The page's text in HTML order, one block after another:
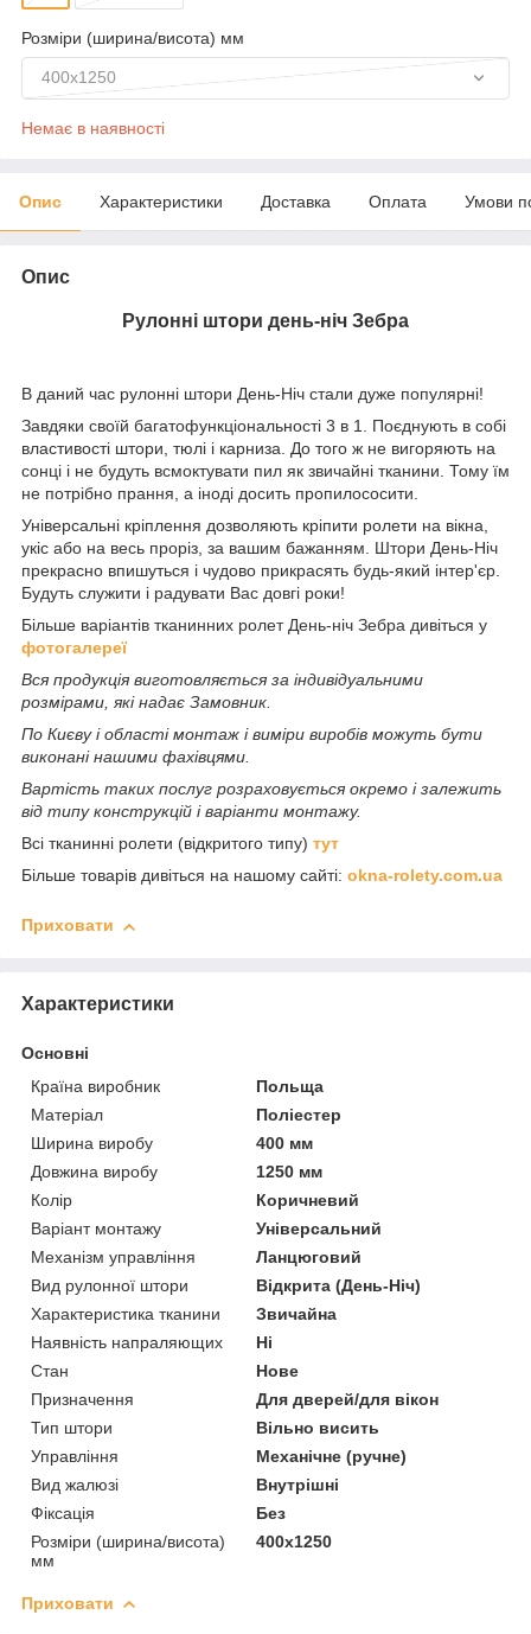
Розміри (ширина/висота) мм
400х1250
Немає в наявності
Опис Характеристики Доставка Оплата Умови
Опис
Рулонні штори день-ніч Зебра
В даний час рулонні штори День-Ніч стали дуже популярні!
Завдяки своїй багатофункціональності 3 в 1. Поєднують в собі
властивості штори, тюлі і карниза. До того ж не вигоряють на
сонці і не будуть всмоктувати пил як звичайні тканини. Тому їм
не потрібно прання, а іноді досить пропилососити.
Універсальні кріплення дозволяють кріпити ролети на вікна,
укіс або на весь проріз, за вашим бажанням. Штори День-Ніч
прекрасно впишуться і чудово прикрасять будь-який інтер'єр.
Будуть служити і радувати Вас довгі роки!
Більше варіантів тканинних ролет День-ніч Зебра дивіться у
фотогалереї
Вся продукція виготовляється за індивідуальними
розмірами, які надає Замовник.
По Києву і області монтаж і виміри виробів можуть бути
виконані нашими фахівцями.
Вартість таких послуг розраховується окремо і залежить
від типу конструкцій і варіанти монтажу.
Всі тканинні ролети (відкритого типу) тут
Більше товарів дивіться на нашому сайті: okna-rolety.com.ua
Приховати
Характеристики
Основні
Країна виробник
Польща
Матеріал
Поліестер
Ширина виробу
400 мм
Довжина виробу
1250 мм
Колір
Коричневий
Варіант монтажу
Універсальний
Механізм управління
Ланцюговий
Вид рулонної штори
Відкрита (День-Ніч)
Характеристика тканини
Звичайна
Наявність напраляющих
Ні
Стан
Нове
Призначення
Для дверей/для вікон
Тип штори
Вільно висить
Управління
Механічне (ручне)
Вид жалюзі
Внутрішні
Фіксація
Без
Розміри (ширина/висота)
мм
400х1250
Приховати